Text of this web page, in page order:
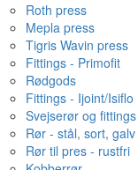
Roth press
Mepla press
Tigris Wavin press
Fittings - Primofit
Rødgods
Fittings - Ijoint/Isiflo
Svejserør og fittings
Rør - stål, sort, galv
Rør til pres - rustfri